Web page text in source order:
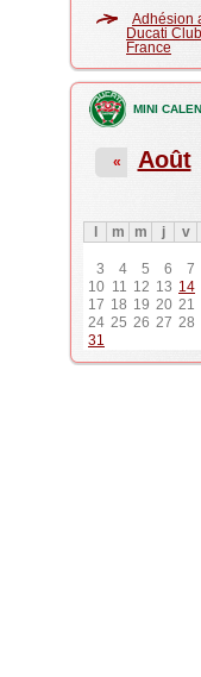
Adhésion
Ducati
France
MINI
Août
«
m m j v
3
4 5 6 7
10 11 12 13 14
17 18 19 20 21
24 25 26 27 28
31